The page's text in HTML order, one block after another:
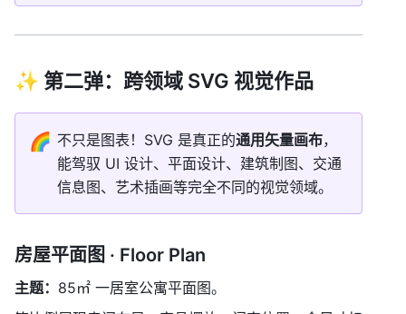
✨ 第二弹：跨领域 SVG 视觉作品
🌈 不只是图表！SVG 是真正的通用矢量画布，
能驾驭 UI 设计、平面设计、建筑制图、交通
信息图、艺术插画等完全不同的视觉领域。
房屋平面图 · Floor Plan
主题： 85㎡ 一居室公寓平面图。